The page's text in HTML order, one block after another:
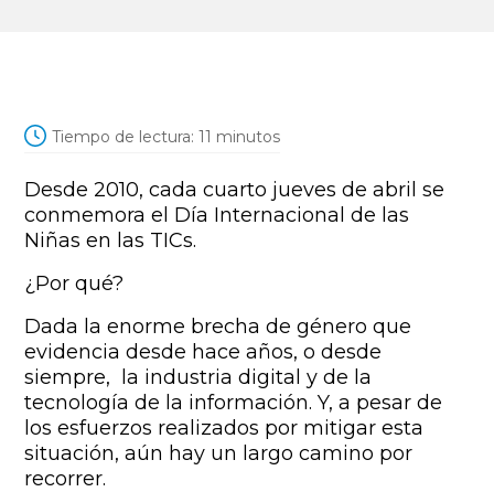
Tiempo de lectura: 11 minutos
Desde 2010, cada cuarto jueves de abril se
conmemora el Día Internacional de las
Niñas en las TICs.
¿Por qué?
Dada la enorme brecha de género que
evidencia desde hace años, o desde
siempre, la industria digital y de la
tecnología de la información. Y, a pesar de
los esfuerzos realizados por mitigar esta
situación, aún hay un largo camino por
recorrer.